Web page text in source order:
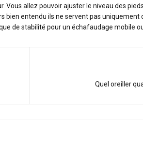
Vous allez pouvoir ajuster le niveau des
bien entendu ils ne servent pas uniquement
de stabilité pour un échafaudage mobile
Quel oreiller